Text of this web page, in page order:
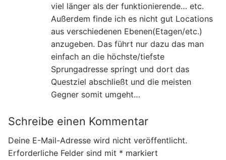
viel länger als der funktionierende… etc.
Außerdem finde ich es nicht gut Locations
aus verschiedenen Ebenen(Etagen/etc.)
anzugeben. Das führt nur dazu das man
einfach an die höchste/tiefste
Sprungadresse springt und dort das
Questziel abschließt und die meisten
Gegner somit umgeht…
Schreibe einen Kommentar
Deine E-Mail-Adresse wird nicht veröffentlicht.
Erforderliche Felder sind mit * markiert